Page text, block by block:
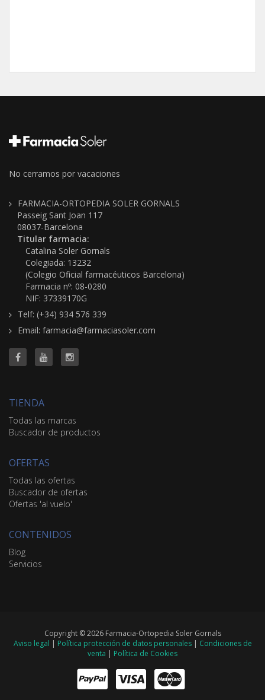
No cerramos por vacaciones
FARMACIA-ORTOPEDIA SOLER GORNALS
Passeig Sant Joan 117
08037-Barcelona
Titular farmacia:
Catalina Soler Gornals
Colegiada: 13232
(Colegio Oficial farmacéuticos Barcelona)
Farmacia nº: 08-0280
NIF: 37339170G
Telf: (+34) 934 576 339
Email: farmacia@farmaciasoler.com
TIENDA
Todas las marcas
Buscador de productos
OFERTAS
Todas las ofertas
Buscador de ofertas
Ofertas 'al vuelo'
CONTENIDOS
Blog
Servicios
Copyright © 2026 Farmacia-Ortopedia Soler Gornals
Aviso legal | Política protección de datos personales| Condiciones de
venta | Política de Cookies